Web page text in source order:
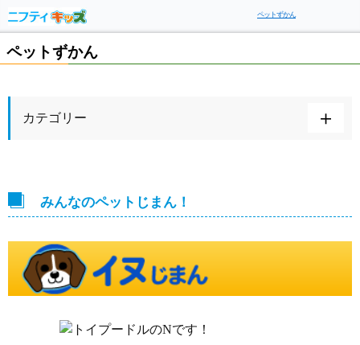
ペットずかん
ペットずかん
カテゴリー
みんなのペットじまん！